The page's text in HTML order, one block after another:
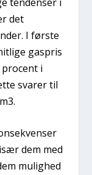
det
I første
gaspris
i
svarer til
dem med
mulighed